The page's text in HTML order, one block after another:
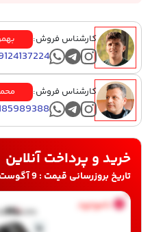
کارشناس فروش:
کارشناس فروش:
خرید و پرداخت آنلاین
تاریخ بروزرسانی قیمت : 9 آگوست 6743
ناموجود